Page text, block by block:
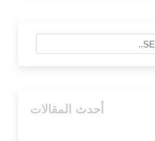
أحدث المقالات